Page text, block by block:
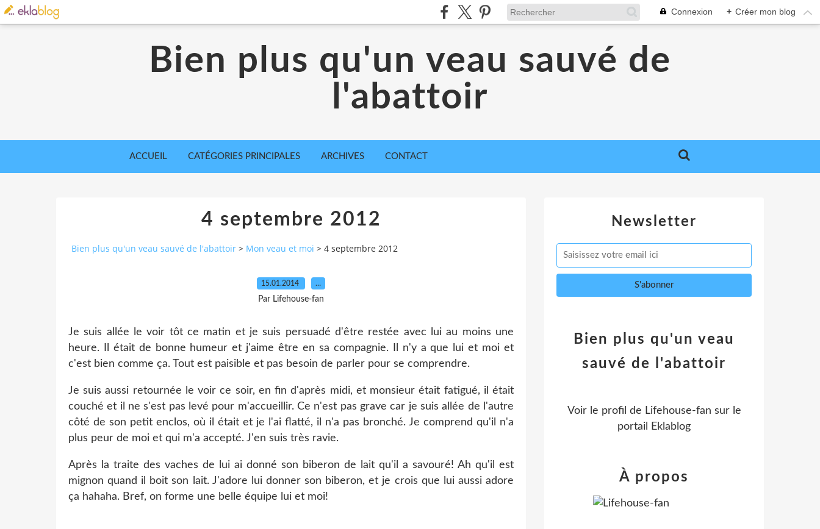
Connexion + Créer mon blog
Bien plus qu'un veau sauvé de
l'abattoir
ACCUEIL CATÉGORIES PRINCIPALES ARCHIVES CONTACT
4 septembre 2012
Bien plus qu'un veau sauvé de l'abattoir > Mon veau et moi > 4 septembre 2012
15.01.2014 …
Par Lifehouse-fan
Je suis allée le voir tôt ce matin et je suis persuadé d'être restée avec lui au moins une
heure. Il était de bonne humeur et j'aime être en sa compagnie. Il n'y a que lui et moi et
c'est bien comme ça. Tout est paisible et pas besoin de parler pour se comprendre.
Je suis aussi retournée le voir ce soir, en fin d'après midi, et monsieur était fatigué, il était
couché et il ne s'est pas levé pour m'accueillir. Ce n'est pas grave car je suis allée de l'autre
côté de son petit enclos, où il était et je l'ai flatté, il n'a pas bronché. Je comprend qu'il n'a
plus peur de moi et qui m'a accepté. J'en suis très ravie.
Après la traite des vaches de lui ai donné son biberon de lait qu'il a savouré! Ah qu'il est
mignon quand il boit son lait. J'adore lui donner son biberon, et je crois que lui aussi adore
ça hahaha. Bref, on forme une belle équipe lui et moi!
Newsletter
Bien plus qu'un veau
sauvé de l'abattoir
Voir le profil de Lifehouse-fan sur le
portail Eklablog
À propos